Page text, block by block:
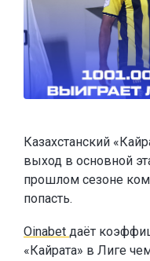
Казахстанский
выход в основной
прошлом сезоне
попасть.
Oinabet даёт
«Кайрата» в Лиге